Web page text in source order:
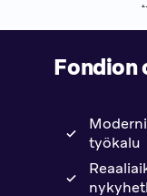
Fondion
työkalu